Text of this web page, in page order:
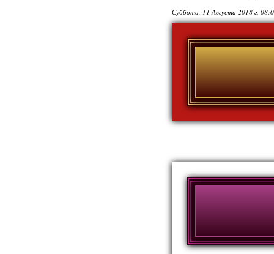
Суббота, 11 Августа 2018 г.